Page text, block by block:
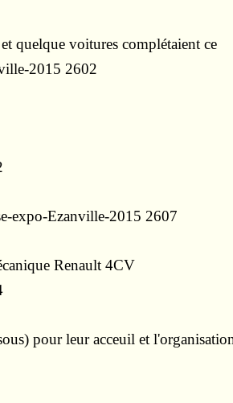
quelque voitures complétaient ce
Renault 4CV
pour leur acceuil et